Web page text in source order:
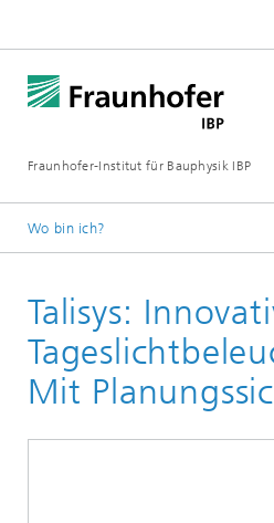
Fraunhofer-Institut für Bauphysik IBP
Wo bin ich?
Talisys:
Mit